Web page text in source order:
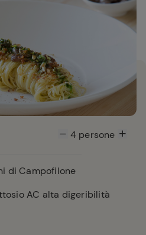
4persone
di Campofilone
AC alta digeribilità